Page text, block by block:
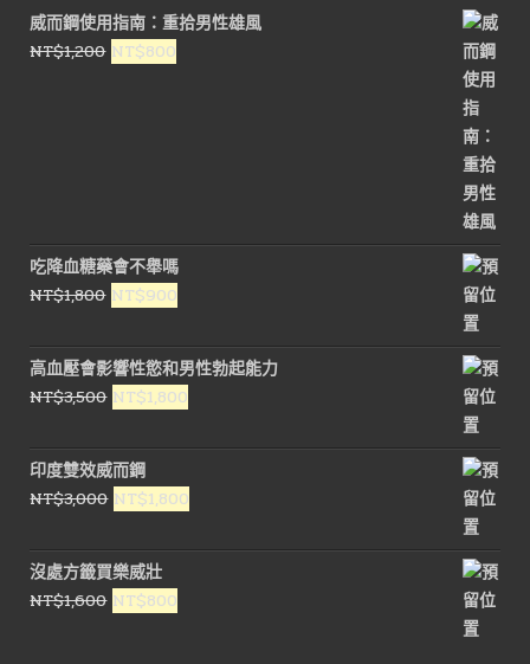
威而鋼使用指南：重拾男性雄風
NT$1,200 原
NT$800
吃降血糖藥會不舉嗎
NT$1,800 原
價
格：
NT$1,800。
NT$900
價
格：
NT$900。
高血壓會影響性慾和男性勃起能力
NT$3,500 原
價
格：
NT$3,500。
NT$1,800
價
格：
NT$1,800。
印度雙效威而鋼
NT$3,000 原
價
格：
NT$3,000。
NT$1,800
價
沒處方籤買樂威壯
NT$1,600 原
NT$800